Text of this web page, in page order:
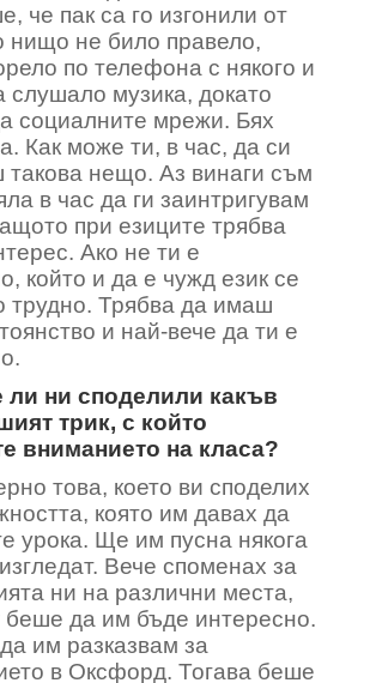
че пак са го изгонили от
нищо не било правело,
по телефона с някого и
слушало музика, докато
социалните мрежи. Бях
Как може ти, в час, да си
такова нещо. Аз винаги съм
в час да ги заинтригувам
при езиците трябва
Ако не ти е
който и да е чужд език се
трудно. Трябва да имаш
и най-вече да ти е
ли ни споделили какъв
трик, с който
вниманието на класа?
това, което ви споделих
която им давах да
урока. Ще им пусна някога
Вече споменах за
ни на различни места,
беше да им бъде интересно.
им разказвам за
в Оксфорд. Тогава беше